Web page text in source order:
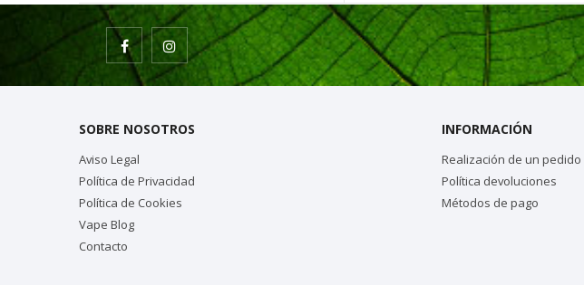
SOBRE NOSOTROS
Aviso Legal
Política de Privacidad
Política de Cookies
Vape Blog
Contacto
INFORMACIÓN
Realización de un pedido
Política devoluciones
Métodos de pago